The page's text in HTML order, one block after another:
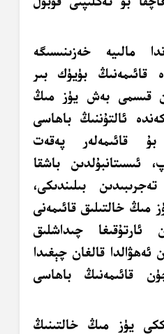
مالىيە خەزىنىسىگە
قائىمەنىڭ بۈيۈك بىر
قىسمى بەش يۈز مىڭ
ئالتۇننىڭ باھاسى
قائىمەلەر پەقەت
ئىسىتانبۇلدىن باشقا
بىلىندىكى،
مىڭ خالتىلىق قائىمەنى
ئارتۇقىغا چىداشلىق
ئەھۋالدا قالغان چېغىدا
قائىمەنىڭ باھاسى
يۈز مىڭ خالتىنىڭ